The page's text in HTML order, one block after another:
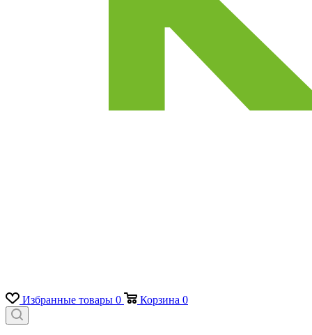
Избранные товары 0 Корзина 0